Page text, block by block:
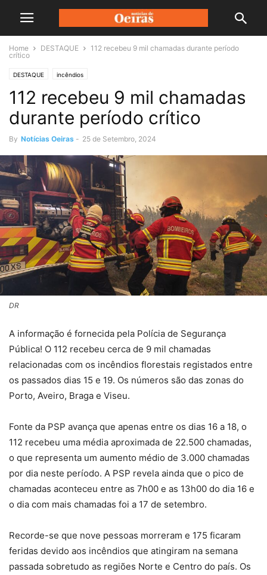
Home DESTAQUE
112 recebeu 9 mil chamadas durante período
crítico
DESTAQUE incêndios
112 recebeu 9 mil chamadas
durante período crítico
By Notícias Oeiras - 25 de Setembro, 2024
DR
A informação é fornecida pela Polícia de Segurança
Pública! O 112 recebeu cerca de 9 mil chamadas
relacionadas com os incêndios florestais registados entre
os passados dias 15 e 19. Os números são das zonas do
Porto, Aveiro, Braga e Viseu.
Fonte da PSP avança que apenas entre os dias 16 a 18, o
112 recebeu uma média aproximada de 22.500 chamadas,
o que representa um aumento médio de 3.000 chamadas
por dia neste período. A PSP revela ainda que o pico de
chamadas aconteceu entre as 7h00 e as 13h00 do dia 16 e
o dia com mais chamadas foi a 17 de setembro.
Recorde-se que nove pessoas morreram e 175 ficaram
feridas devido aos incêndios que atingiram na semana
passada sobretudo as regiões Norte e Centro do país. Os